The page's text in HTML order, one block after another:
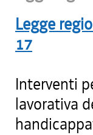
Legge
17
Interventi
lavorativa